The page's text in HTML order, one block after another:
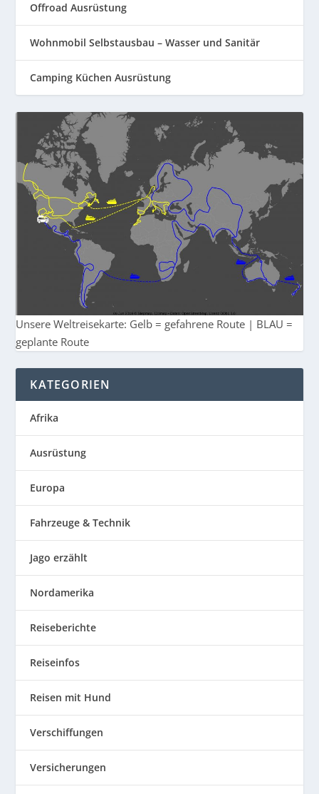
Offroad Ausrüstung
Wohnmobil Selbstausbau – Wasser und Sanitär
Camping Küchen Ausrüstung
Unsere Weltreisekarte: Gelb = gefahrene Route | BLAU =
geplante Route
KATEGORIEN
Afrika
Ausrüstung
Europa
Fahrzeuge & Technik
Jago erzählt
Nordamerika
Reiseberichte
Reiseinfos
Reisen mit Hund
Verschiffungen
Versicherungen